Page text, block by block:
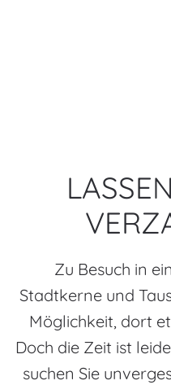
Zu Besuch in
Stadtkerne und
Möglichkeit, dort
Doch die Zeit ist
suchen Sie